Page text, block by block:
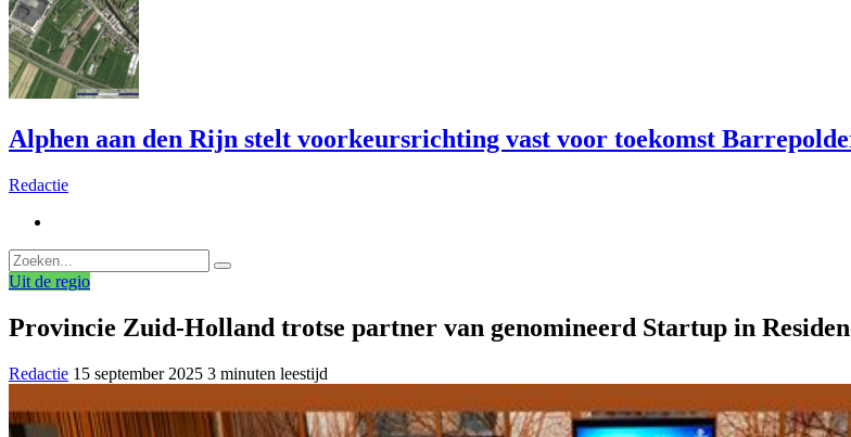
Alphen aan den Rijn stelt voorkeursrichting vast voor toekomst
Redactie
Uit de regio
Provincie Zuid-Holland trotse partner van genomineerd Startup in
Redactie 15 september 2025 3 minuten leestijd